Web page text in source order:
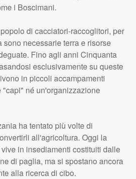
i Boscimani.
di cacciatori-raccoglitori, per
sono necessarie terra e risorse
Fino agli anni Cinquanta
esclusivamente su queste
in piccoli accampamenti
"capi" né un'organizzazione
ha tentato più volte di
all'agricoltura. Oggi la
in insediamenti costituiti dalle
di paglia, ma si spostano ancora
alla ricerca di cibo.